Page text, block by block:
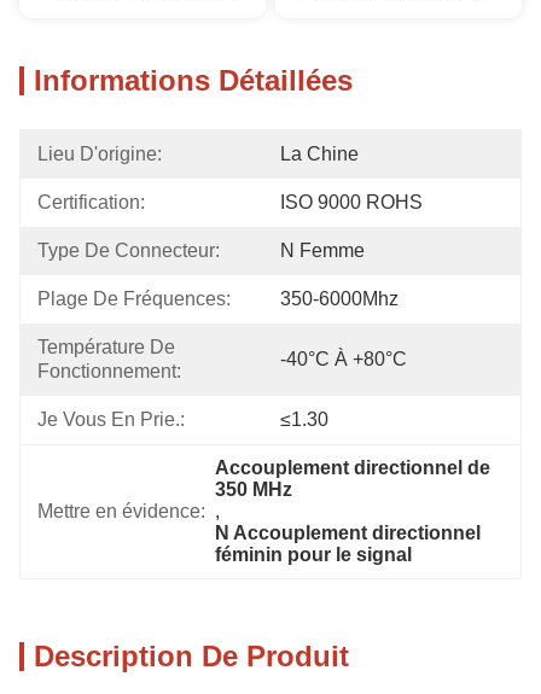
Informations Détaillées
Lieu D'origine: La Chine
Certification: ISO 9000 ROHS
Type De Connecteur: N Femme
Plage De Fréquences: 350-6000Mhz
Température De
Fonctionnement:
-40°C À +80°C
Je Vous En Prie.: ≤1.30
Mettre en évidence:
Accouplement directionnel de
350 MHz
,
N Accouplement directionnel
féminin pour le signal
Description De Produit